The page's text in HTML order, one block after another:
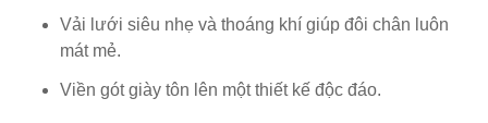
Vải lưới siêu nhẹ và thoáng khí giúp đôi chân luôn
mát mẻ.
Viền gót giày tôn lên một thiết kế độc đáo.